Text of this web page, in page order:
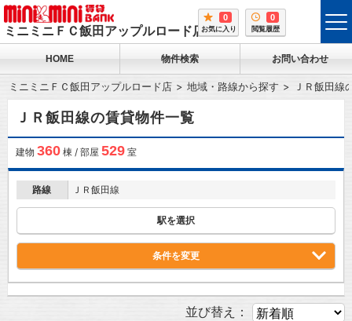
ミニミニＦＣ飯田アップルロード店
0
お気に入り
0
閲覧履歴
HOME 物件検索 お問い合わせ
ミニミニＦＣ飯田アップルロード店 地域・路線から探す ＪＲ飯田線
ＪＲ飯田線の賃貸物件一覧
建物 360棟 / 部屋 529室
路線 ＪＲ飯田線
駅を選択
条件を変更
並び替え：